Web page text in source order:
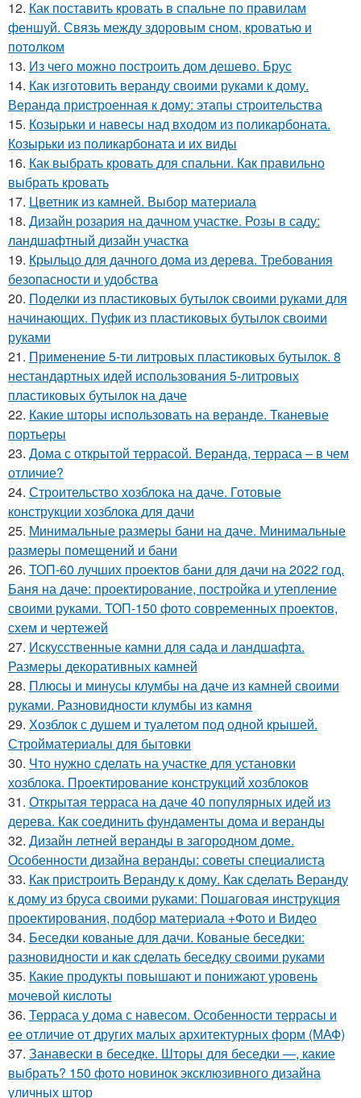
12. Как поставить кровать в спальне по правилам
феншуй. Связь между здоровым сном, кроватью и
потолком
13. Из чего можно построить дом дешево. Брус
14. Как изготовить веранду своими руками к дому.
Веранда пристроенная к дому: этапы строительства
15. Козырьки и навесы над входом из поликарбоната.
Козырьки из поликарбоната и их виды
16. Как выбрать кровать для спальни. Как правильно
выбрать кровать
17. Цветник из камней. Выбор материала
18. Дизайн розария на дачном участке. Розы в саду:
ландшафтный дизайн участка
19. Крыльцо для дачного дома из дерева. Требования
безопасности и удобства
20. Поделки из пластиковых бутылок своими руками для
начинающих. Пуфик из пластиковых бутылок своими
руками
21. Применение 5-ти литровых пластиковых бутылок. 8
нестандартных идей использования 5-литровых
пластиковых бутылок на даче
22. Какие шторы использовать на веранде. Тканевые
портьеры
23. Дома с открытой террасой. Веранда, терраса – в чем
отличие?
24. Строительство хозблока на даче. Готовые
конструкции хозблока для дачи
25. Минимальные размеры бани на даче. Минимальные
размеры помещений и бани
26. ТОП-60 лучших проектов бани для дачи на 2022 год.
Баня на даче: проектирование, постройка и утепление
своими руками. ТОП-150 фото современных проектов,
схем и чертежей
27. Искусственные камни для сада и ландшафта.
Размеры декоративных камней
28. Плюсы и минусы клумбы на даче из камней своими
руками. Разновидности клумбы из камня
29. Хозблок с душем и туалетом под одной крышей.
Стройматериалы для бытовки
30. Что нужно сделать на участке для установки
хозблока. Проектирование конструкций хозблоков
31. Открытая терраса на даче 40 популярных идей из
дерева. Как соединить фундаменты дома и веранды
32. Дизайн летней веранды в загородном доме.
Особенности дизайна веранды: советы специалиста
33. Как пристроить Веранду к дому. Как сделать Веранду
к дому из бруса своими руками: Пошаговая инструкция
проектирования, подбор материала +Фото и Видео
34. Беседки кованые для дачи. Кованые беседки:
разновидности и как сделать беседку своими руками
35. Какие продукты повышают и понижают уровень
мочевой кислоты
36. Терраса у дома с навесом. Особенности террасы и
ее отличие от других малых архитектурных форм (МАФ)
37. Занавески в беседке. Шторы для беседки —, какие
выбрать? 150 фото новинок эксклюзивного дизайна
уличных штор